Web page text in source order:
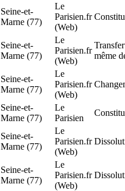
Seine-et-
Marne (77)
Le
Parisien.fr
(Web)
Seine-et-
Marne (77)
Le
Parisien.fr
(Web)
même
Seine-et-
Marne (77)
Le
Parisien.fr
(Web)
Seine-et-
Marne (77)
Le
Parisien
Seine-et-
Marne (77)
Le
Parisien.fr
(Web)
Seine-et-
Marne (77)
Le
Parisien.fr
(Web)